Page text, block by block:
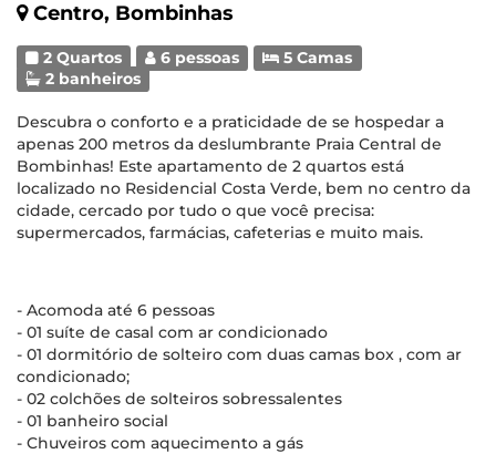
Centro, Bombinhas
2 Quartos 6 pessoas
5 Camas
2 banheiros
Descubra o conforto e a praticidade de se hospedar a
apenas 200 metros da deslumbrante Praia Central de
Bombinhas! Este apartamento de 2 quartos está
localizado no Residencial Costa Verde, bem no centro da
cidade, cercado por tudo o que você precisa:
supermercados, farmácias, cafeterias e muito mais.
- Acomoda até 6 pessoas
- 01 suíte de casal com ar condicionado
- 01 dormitório de solteiro com duas camas box , com ar
condicionado;
- 02 colchões de solteiros sobressalentes
- 01 banheiro social
- Chuveiros com aquecimento a gás